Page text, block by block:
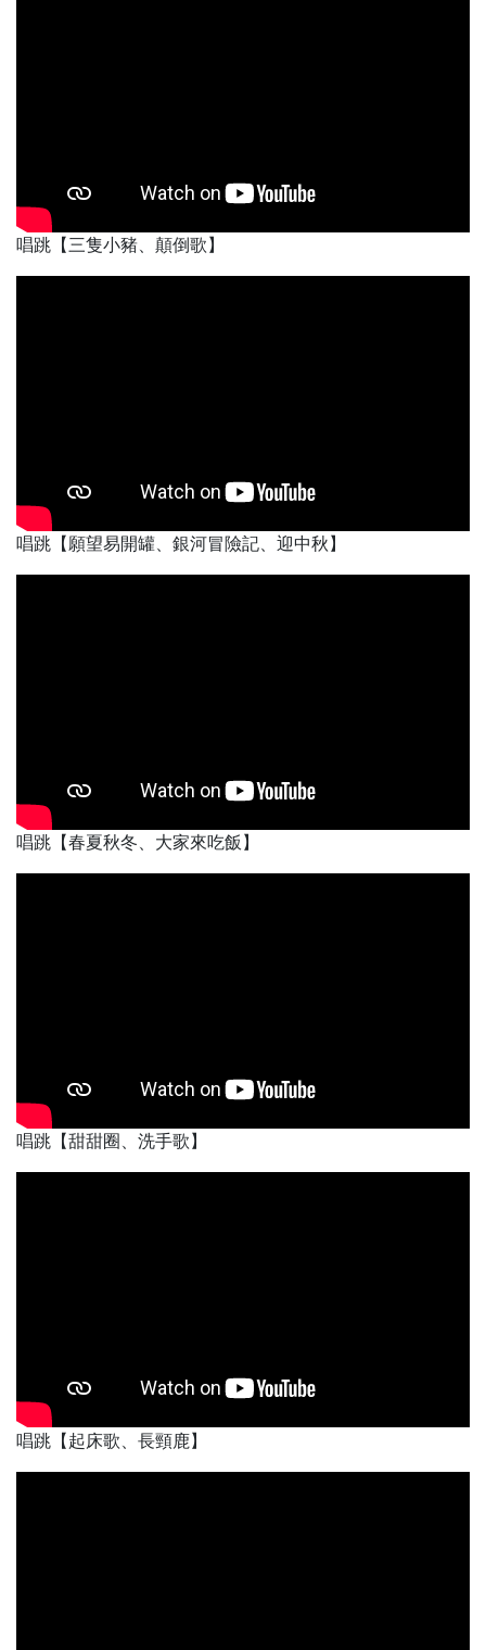
唱跳【三隻小豬、顛倒歌】
唱跳【願望易開罐、銀河冒險記、迎中秋】
唱跳【春夏秋冬、大家來吃飯】
唱跳【甜甜圈、洗手歌】
唱跳【起床歌、長頸鹿】